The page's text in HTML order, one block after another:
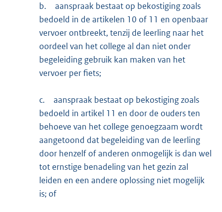
b.
aanspraak bestaat op bekostiging zoals
bedoeld in de artikelen 10 of 11 en openbaar
vervoer ontbreekt, tenzij de leerling naar het
oordeel van het college al dan niet onder
begeleiding gebruik kan maken van het
vervoer per fiets;
c.
aanspraak bestaat op bekostiging zoals
bedoeld in artikel 11 en door de ouders ten
behoeve van het college genoegzaam wordt
aangetoond dat begeleiding van de leerling
door henzelf of anderen onmogelijk is dan wel
tot ernstige benadeling van het gezin zal
leiden en een andere oplossing niet mogelijk
is; of